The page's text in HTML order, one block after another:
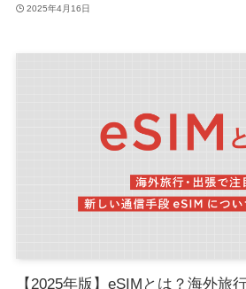
2025年4月16日
【2025年版】eSIMとは？海外旅